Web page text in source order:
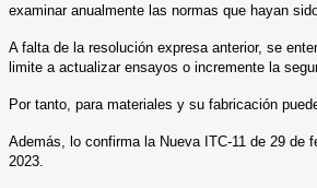
examinar anualmente las normas que hayan
A falta de la resolución expresa anterior, se
limite a actualizar ensayos o incremente la
Por tanto, para materiales y su fabricación
Además, lo confirma la Nueva ITC-11 de 29 de
2023.